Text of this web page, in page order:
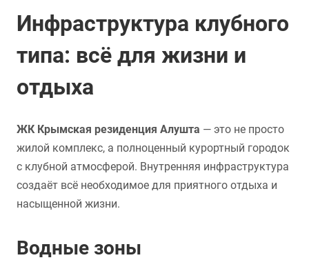
Инфраструктура клубного
типа: всё для жизни и
отдыха
ЖК Крымская резиденция Алушта — это не просто
жилой комплекс, а полноценный курортный городок
с клубной атмосферой. Внутренняя инфраструктура
создаёт всё необходимое для приятного отдыха и
насыщенной жизни.
Водные зоны